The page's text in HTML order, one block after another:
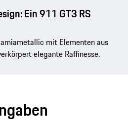
Ein 911 GT3 RS
mit Elementen aus
elegante Raffinesse.